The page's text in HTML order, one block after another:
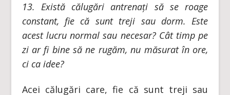
13. Există călugări antrenați să se roage
constant, fie că sunt treji sau dorm. Este
acest lucru normal sau necesar? Cât timp pe
zi ar fi bine să ne rugăm, nu măsurat în ore,
ci ca idee?
Acei călugări care, fie că sunt treji sau